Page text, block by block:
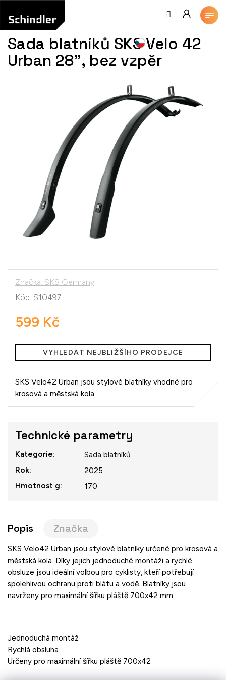
obsah
Sada blatníků SKS Velo 42
Urban 28", bez vzpěr
Značka: SKS Germany
Kód: S10497
599 Kč
cena:
VYHLEDAT NEJBLIŽŠÍHO PRODEJCE
SKS Velo42 Urban jsou stylové blatníky vhodné pro
krosová a městská kola.
Technické parametry
Kategorie:
Sada blatníků
Rok:
2025
Hmotnost g: 170
Popis Značka
SKS Velo42 Urban jsou stylové blatníky určené pro krosová a
městská kola. Díky jejich jednoduché montáži a rychlé
obsluze jsou ideální volbou pro cyklisty, kteří potřebují
spolehlivou ochranu proti blátu a vodě. Blatníky jsou
navrženy pro maximální šířku pláště 700x42 mm.
Jednoduchá montáž
Rychlá obsluha
Určeny pro maximální šířku pláště 700x42